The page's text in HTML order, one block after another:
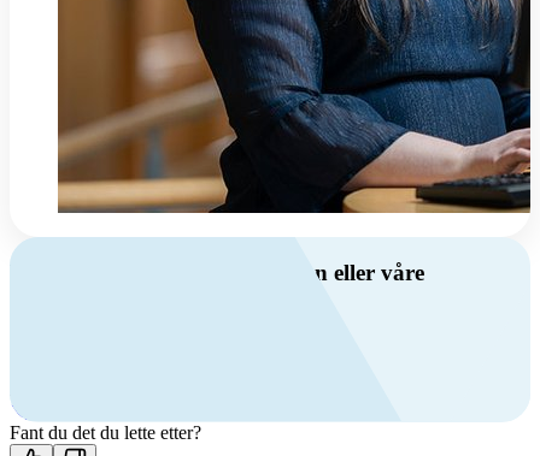
Har du spørsmål om ventilasjon eller våre
Kontakt oss
Fant du det du lette etter?